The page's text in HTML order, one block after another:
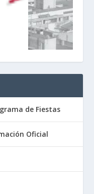
de Fiestas
Oficial